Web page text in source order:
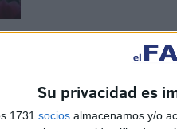
Su privacidad es
1731 socios almacenamos y/o
El párroco de
El párroco de San